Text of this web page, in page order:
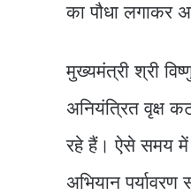
का पौधा लगाकर
मुख्यमंत्री श्री
अनियंत्रित वृक्ष
रहे हैं। ऐसे समय में
अभियान